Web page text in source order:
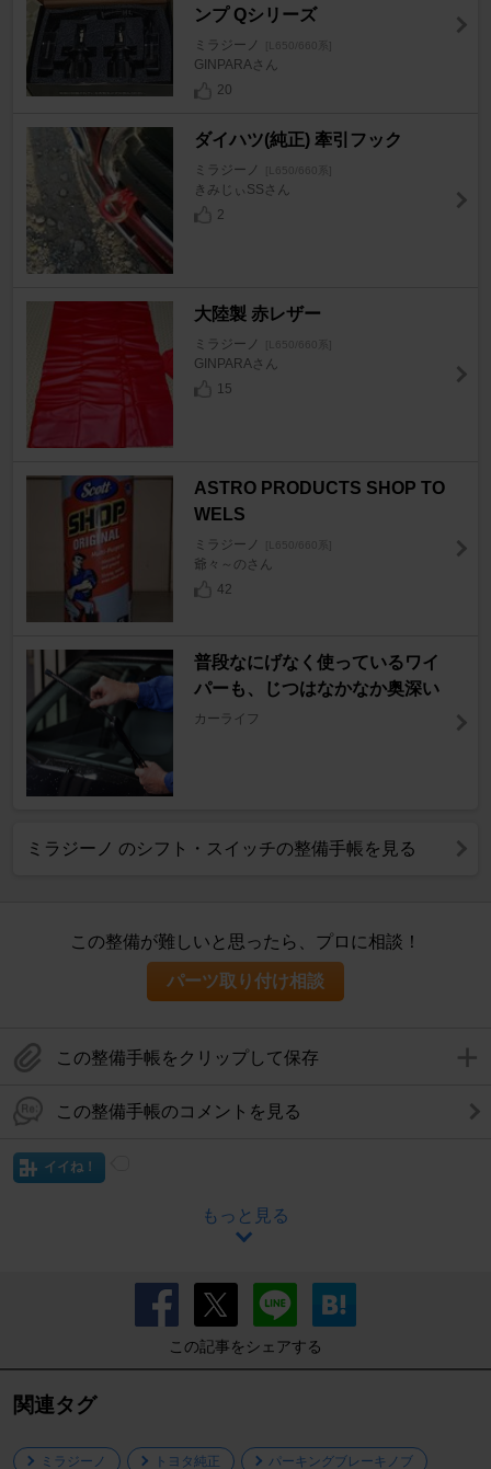
ンプ Qシリーズ
ミラジーノ [L650/660系]
GINPARAさん
20
ダイハツ(純正) 牽引フック
ミラジーノ [L650/660系]
きみじぃSSさん
2
大陸製 赤レザー
ミラジーノ [L650/660系]
GINPARAさん
15
ASTRO PRODUCTS SHOP TO
WELS
ミラジーノ [L650/660系]
爺々～のさん
42
普段なにげなく使っているワイ
パーも、じつはなかなか奥深い
カーライフ
ミラジーノ のシフト・スイッチの整備手帳を見る
この整備が難しいと思ったら、プロに相談！
パーツ取り付け相談
この整備手帳をクリップして保存
この整備手帳のコメントを見る
イイね！
もっと見る
この記事をシェアする
関連タグ
ミラジーノ トヨタ純正 パーキングブレーキノブ